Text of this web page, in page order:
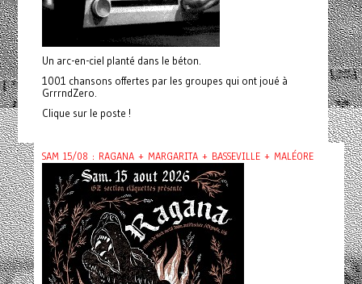
Un arc-en-ciel planté dans le béton.
1001 chansons offertes par les groupes qui ont joué à
GrrrndZero.
Clique sur le poste !
SAM 15/08 : RAGANA + MARGARITA + BASSEVILLE + MALÉORE